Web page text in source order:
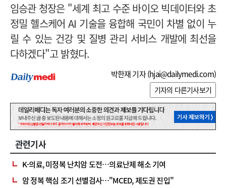
임승관 청장은 "세계 최고 수준 바이오 빅데이터와 초
정밀 헬스케어 AI 기술을 융합해 국민이 차별 없이 누
릴 수 있는 건강 및 질병 관리 서비스 개발에 최선을
다하겠다"고 밝혔다.
박한재 기자 (hjai@dailymedi.com)
기자의 다른기사보기
관련기사
K-의료, 미정복 난치암 도전…의료난제 해소 기여
암 정복 핵심 조기 선별검사…"MCED, 제도권 진입"